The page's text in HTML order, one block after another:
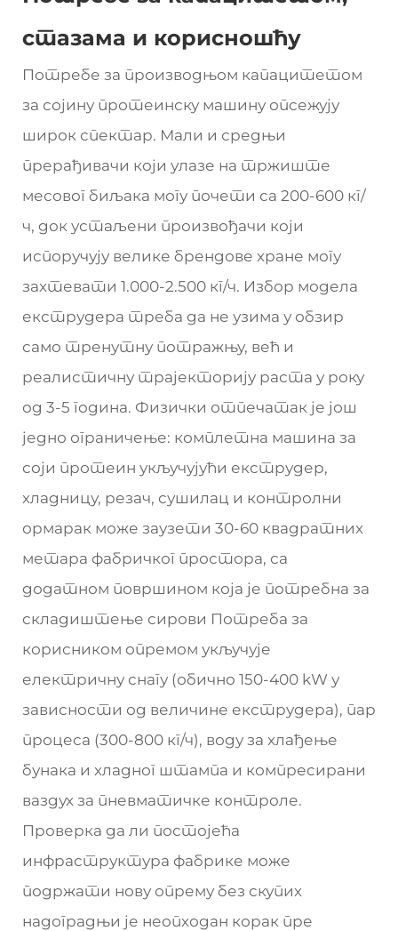
стазама и корисношћу
Потребе за производњом капацитетом
за сојину протеинску машину опсежују
широк спектар. Мали и средњи
прерађивачи који улазе на тржиште
месовог биљака могу почети са 200-600 кг/
ч, док устаљени произвођачи који
испоручују велике брендове хране могу
захтевати 1.000-2.500 кг/ч. Избор модела
екструдера треба да не узима у обзир
само тренутну потражњу, већ и
реалистичну трајекторију раста у року
од 3-5 година. Физички отпечатак је још
једно ограничење: комплетна машина за
соји протеин укључујући екструдер,
хладницу, резач, сушилац и контролни
ормарак може заузети 30-60 квадратних
метара фабричког простора, са
додатном површином која је потребна за
складиштење сирови Потреба за
корисником опремом укључује
електричну снагу (обично 150-400 kW у
зависности од величине екструдера), пар
процеса (300-800 кг/ч), воду за хлађење
бунака и хладног штампа и компресирани
ваздух за пневматичке контроле.
Проверка да ли постојећа
инфраструктура фабрике може
подржати нову опрему без скупих
надоградњи је неопходан корак пре